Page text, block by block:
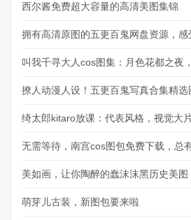
西尔酱免费超大容量的高清美图集锦
拥有高清原图的五更百鬼网盘资源，感
叫我千寻大人cos图集：月色花都之夜
撩人动漫人设！五更百鬼写真合集精选
绮太郎kitaro放课：代表风格，视觉大
无需等待，南宫cos图包免费下载，总
美如画，让你陶醉的蠢沫沫黑历史美图
萌芽儿古装，新图包要来啦